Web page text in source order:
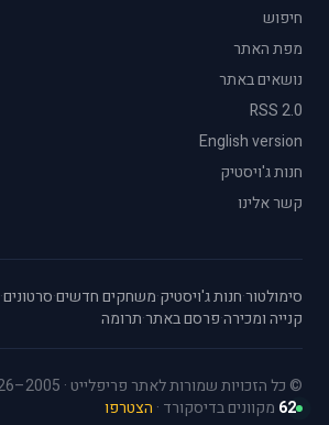
חיפוש
מפת האתר
נושאים באתר
RSS 2.0
English version
חנות ג'ויסטיק
קשר אלינו
סימולטור·חנות ג'ויסטיק·משחקים חדשים·סרטונים·
קנייה ומכירה·פרסם באתר·תרומה
© כל הזכויות שמורות לאתר פריפלייט · 2005–2026
62 מקוונים בדיסקורד · הצטרפו